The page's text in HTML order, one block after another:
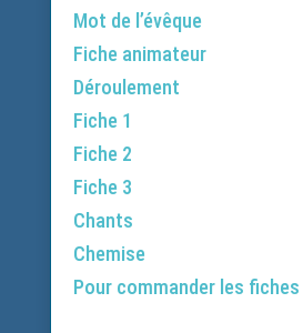
Mot de l’évêque
Fiche animateur
Déroulement
Fiche 1
Fiche 2
Fiche 3
Chants
Chemise
Pour commander les fiches